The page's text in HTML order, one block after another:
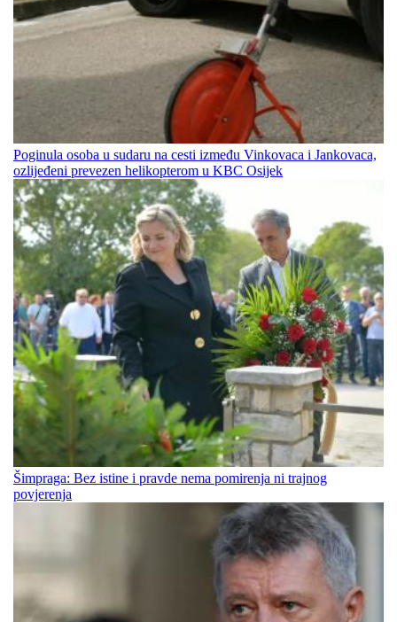
Poginula osoba u sudaru na cesti između Vinkovaca i Jankovaca,
ozlijeđeni prevezen helikopterom u KBC Osijek
Šimpraga: Bez istine i pravde nema pomirenja ni trajnog
povjerenja